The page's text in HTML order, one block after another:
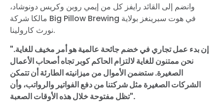
وانضم إلى القائد رايفز كل من إيمي روبن وكريس دونوشاد،
مالكا شركة Big Pillow Brewing في هوت سبرينغز بولاية
نورث كارولينا.
"إن بدء عمل تجاري في خضم جائحة عالمية هو أمر مخيف للغاية.
نحن ممتنون للغاية لالتزام الحاكم كوبر تجاه أصحاب الأعمال
الصغيرة. ستضمن الأموال من ميزانيته الطارئة أن تتمكن
الشركات الصغيرة مثل شركتنا من دفع الفواتير والرواتب، وأن
تظل مفتوحة خلال هذه الأوقات الصعبة".